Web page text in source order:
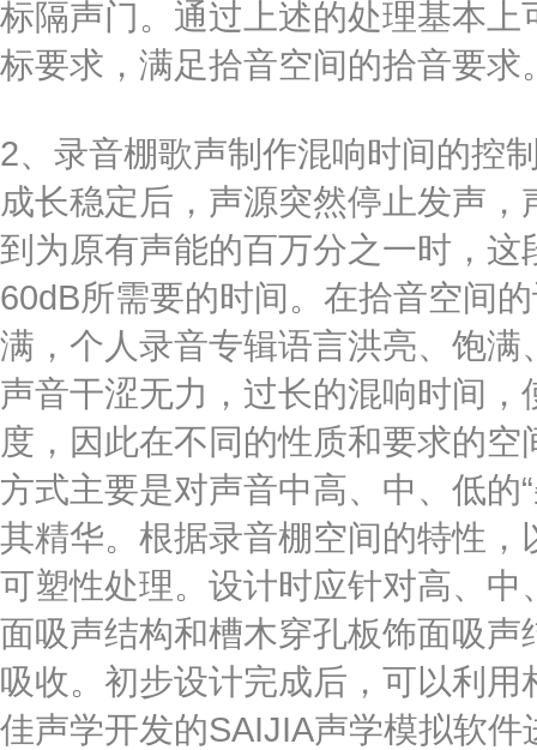
标隔声门。通过上述的处理基本
标要求，满足拾音空间的拾音要求
2、录音棚歌声制作混响时间的控
成长稳定后，声源突然停止发声
到为原有声能的百万分之一时，这
60dB所需要的时间。在拾音空间
满，个人录音专辑语言洪亮、饱
声音干涩无力，过长的混响时间
度，因此在不同的性质和要求的空
方式主要是对声音中高、中、低的
其精华。根据录音棚空间的特性
可塑性处理。设计时应针对高、
面吸声结构和槽木穿孔板饰面吸
吸收。初步设计完成后，可以利
佳声学开发的SAIJIA声学模拟软